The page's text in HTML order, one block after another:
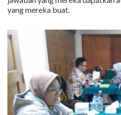
yang mereka buat.